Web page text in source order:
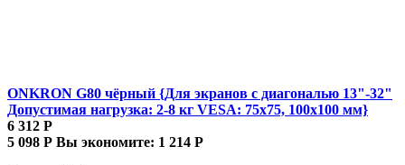
ONKRON G80 чёрный {Для экранов с диагональю 13"-32"
Допустимая нагрузка: 2-8 кг VESA: 75x75, 100x100 мм}
6 312 Р
5 098 Р Вы экономите: 1 214 Р